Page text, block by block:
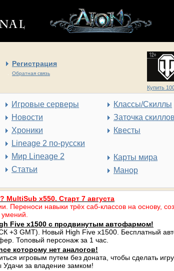
Регистрация
Обратная связь
Купить
Игровые серверы
Новости
Хроники
Lineage 2 по-русски
Мир Lineage 2
Статьи
Классы/Скиллы
Заточка скиллов
Квесты
Карты мира
Манор
MultiSub x550. Старт 7 августа
Переноси навыки трёх саб-классов на основу,
Five x1500 с продвинутым автофармом!
+3 GMT). Новый High Five x1500. Бесплатный
Топовый персонаж за 1 час.
которому нет аналогов!
игровым путем без доната, чтобы сделать
за владение замком!